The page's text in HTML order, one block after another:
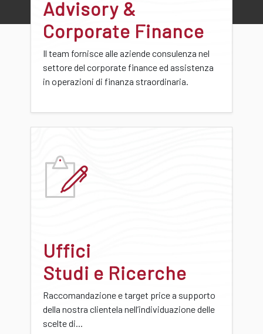
Advisory &
Corporate Finance
Il team fornisce alle aziende consulenza nel
settore del corporate finance ed assistenza
in operazioni di finanza straordinaria.
Uffici
Studi e Ricerche
Raccomandazione e target price a supporto
della nostra clientela nell’individuazione delle
scelte di...